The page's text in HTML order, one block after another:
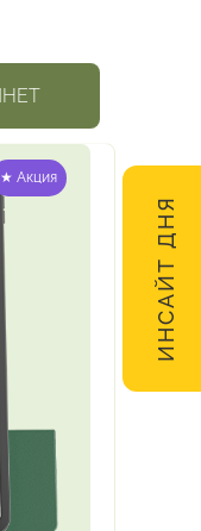
★ Акция
ИНСАЙТ ДНЯ